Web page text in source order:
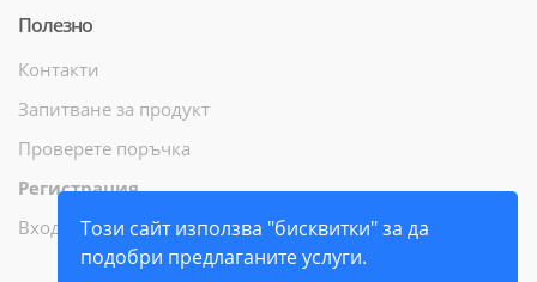
Този сайт използва "бисквитки" за да
подобри предлаганите услуги.
Полезно
Контакти
Запитване за продукт
Проверете поръчка
Регистрация
Вход